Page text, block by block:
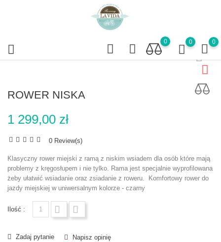
0
0
0
ROWER NISKA
1 299,00 zł
0 Review(s)
Klasyczny rower miejski z ramą z niskim wsiadem dla osób które mają
problemy z kręgosłupem i nie tylko. Rama jest specjalnie wyprofilowana
żeby ułatwić wsiadanie oraz zsiadanie z roweru. Komfortowy rower do
jazdy miejskiej w uniwersalnym kolorze - czarny
Ilość :
Zadaj pytanie
Napisz opinię